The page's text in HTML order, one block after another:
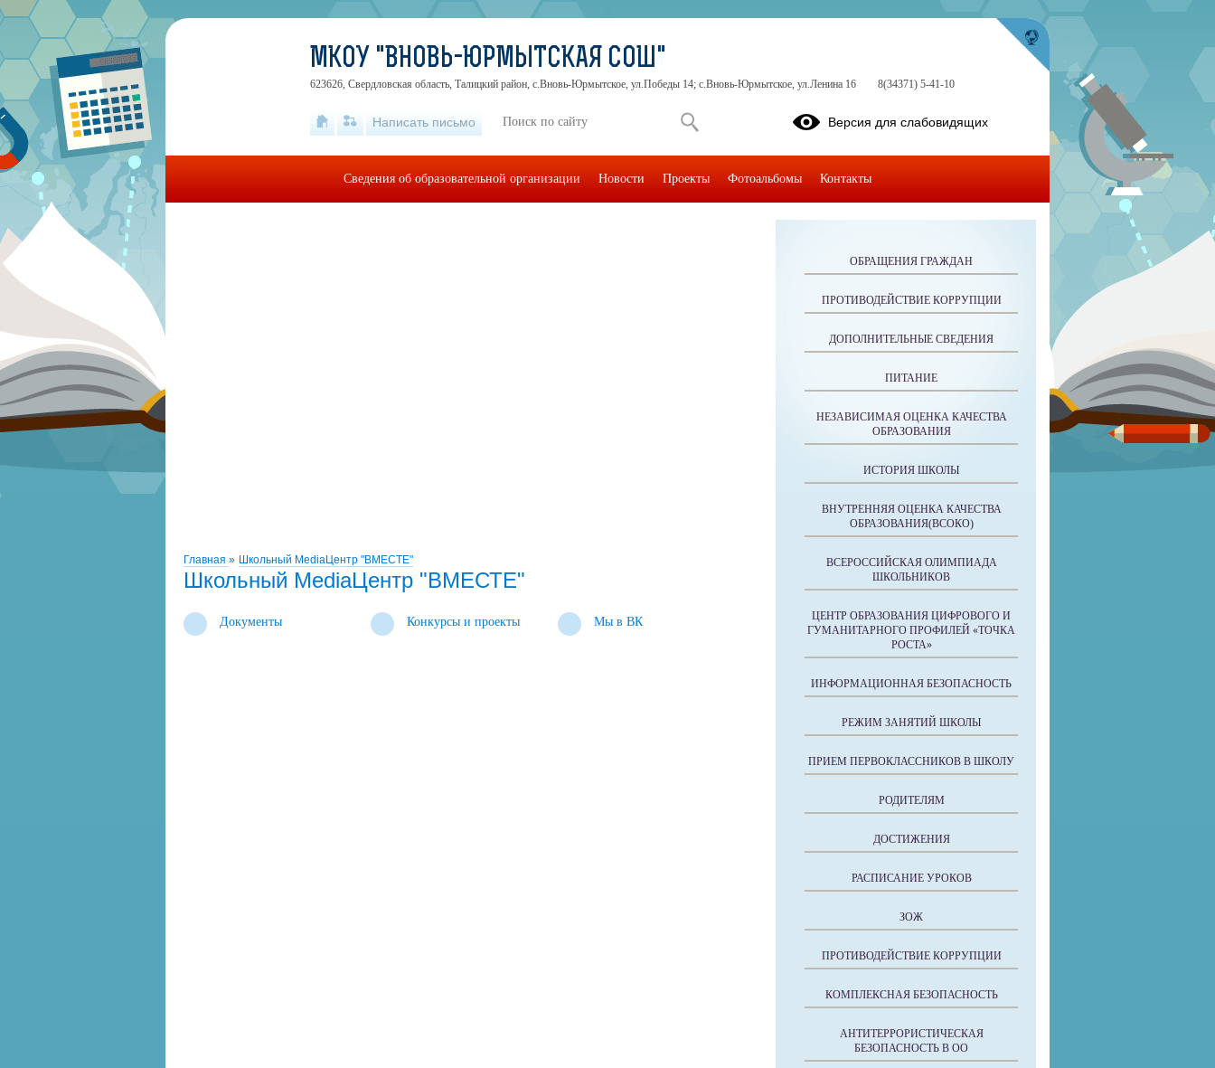
Главная » Школьный MediaЦентр "ВМЕСТЕ"
Школьный MediaЦентр "ВМЕСТЕ"
Документы Конкурсы и проекты Мы в ВК
ОБРАЩЕНИЯ ГРАЖДАН
ПРОТИВОДЕЙСТВИЕ КОРРУПЦИИ
ДОПОЛНИТЕЛЬНЫЕ СВЕДЕНИЯ
ПИТАНИЕ
НЕЗАВИСИМАЯ ОЦЕНКА КАЧЕСТВА
ОБРАЗОВАНИЯ
ИСТОРИЯ ШКОЛЫ
ВНУТРЕННЯЯ ОЦЕНКА КАЧЕСТВА
ОБРАЗОВАНИЯ(ВСОКО)
ВСЕРОССИЙСКАЯ ОЛИМПИАДА
ШКОЛЬНИКОВ
ЦЕНТР ОБРАЗОВАНИЯ ЦИФРОВОГО И
ГУМАНИТАРНОГО ПРОФИЛЕЙ «ТОЧКА
РОСТА»
ИНФОРМАЦИОННАЯ БЕЗОПАСНОСТЬ
РЕЖИМ ЗАНЯТИЙ ШКОЛЫ
ПРИЕМ ПЕРВОКЛАССНИКОВ В ШКОЛУ
РОДИТЕЛЯМ
ДОСТИЖЕНИЯ
РАСПИСАНИЕ УРОКОВ
ЗОЖ
ПРОТИВОДЕЙСТВИЕ КОРРУПЦИИ
КОМПЛЕКСНАЯ БЕЗОПАСНОСТЬ
АНТИТЕРРОРИСТИЧЕСКАЯ
БЕЗОПАСНОСТЬ В ОО
МКОУ "ВНОВЬ-ЮРМЫТСКАЯ СОШ"
623626, Свердловская область, Талицкий район, с.Вновь-Юрмытское, ул.Победы 14; с.Вновь-Юрмытское, ул.Ленина 16 8(34371) 5-41-10
Написать письмо Версия для слабовидящих
Сведения об образовательной организации Новости Проекты Фотоальбомы Контакты